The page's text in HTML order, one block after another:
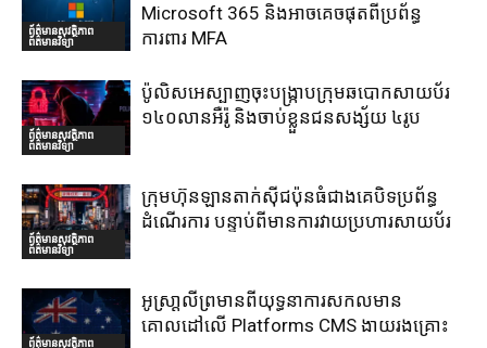
ព័ត៌មានសុវត្ថិភាព
ព័ត៌មានវិទ្យា
Microsoft 365 និងអាចគេចផុតពីប្រព័ន្ធ
ការពារ MFA
ព័ត៌មានសុវត្ថិភាព
ព័ត៌មានវិទ្យា
ប៉ូលិសអេស្បាញចុះបង្រ្កាបក្រុមឆបោកសាយប័រ
១៤០លានអឺរ៉ូ និងចាប់ខ្លួនជនសង្ស័យ ៤រូប
ព័ត៌មានសុវត្ថិភាព
ព័ត៌មានវិទ្យា
ក្រុមហ៊ុនឡានតាក់ស៊ីជប៉ុនធំជាងគេបិទប្រព័ន្ធ
ដំណើរការ បន្ទាប់ពីមានការវាយប្រហារសាយប័រ
ព័ត៌មានសុវត្ថិភាព
អូស្រា្តលីព្រមានពីយុទ្ធនាការសកលមាន
គោលដៅលើ Platforms CMS ងាយរងគ្រោះ